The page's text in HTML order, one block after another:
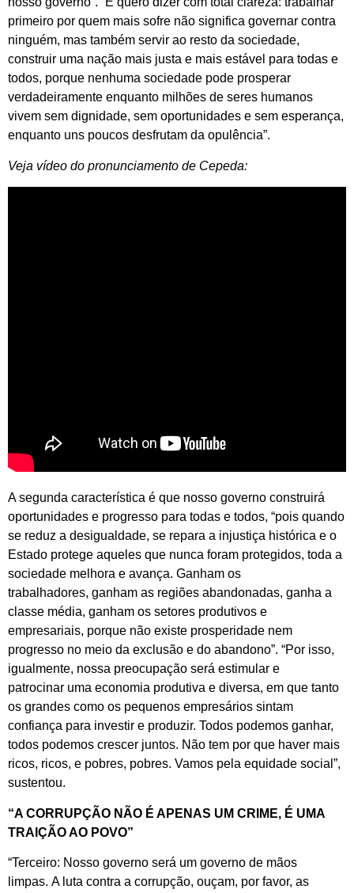
primeiro por quem mais sofre não significa governar contra
ninguém, mas também servir ao resto da sociedade,
construir uma nação mais justa e mais estável para todas e
todos, porque nenhuma sociedade pode prosperar
verdadeiramente enquanto milhões de seres humanos
vivem sem dignidade, sem oportunidades e sem esperança,
enquanto uns poucos desfrutam da opulência”.
Veja vídeo do pronunciamento de Cepeda:
A segunda característica é que nosso governo construirá
oportunidades e progresso para todas e todos, “pois quando
se reduz a desigualdade, se repara a injustiça histórica e o
Estado protege aqueles que nunca foram protegidos, toda a
sociedade melhora e avança. Ganham os
trabalhadores, ganham as regiões abandonadas, ganha a
classe média, ganham os setores produtivos e
empresariais, porque não existe prosperidade nem
progresso no meio da exclusão e do abandono”. “Por isso,
igualmente, nossa preocupação será estimular e
patrocinar uma economia produtiva e diversa, em que tanto
os grandes como os pequenos empresários sintam
confiança para investir e produzir. Todos podemos ganhar,
todos podemos crescer juntos. Não tem por que haver mais
ricos, ricos, e pobres, pobres. Vamos pela equidade social”,
sustentou.
“A CORRUPÇÃO NÃO É APENAS UM CRIME, É UMA
TRAIÇÃO AO POVO”
“Terceiro: Nosso governo será um governo de mãos
limpas. A luta contra a corrupção, ouçam, por favor, as